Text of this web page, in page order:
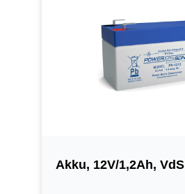
Akku, 12V/1,2Ah, VdS